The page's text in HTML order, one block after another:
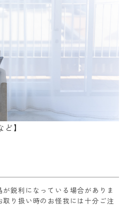
】
鋭利になっている場合がありま
り扱い時のお怪我には十分ご注